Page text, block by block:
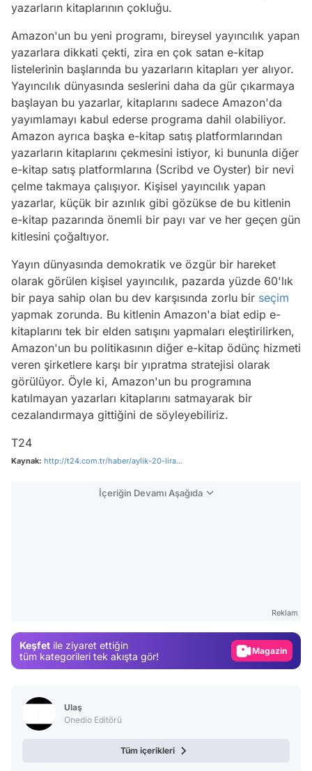
yazarların kitaplarının çokluğu.
Amazon'un bu yeni programı, bireysel yayıncılık yapan
yazarlara dikkati çekti, zira en çok satan e-kitap
listelerinin başlarında bu yazarların kitapları yer alıyor.
Yayıncılık dünyasında seslerini daha da gür çıkarmaya
başlayan bu yazarlar, kitaplarını sadece Amazon'da
yayımlamayı kabul ederse programa dahil olabiliyor.
Amazon ayrıca başka e-kitap satış platformlarından
yazarların kitaplarını çekmesini istiyor, ki bununla diğer
e-kitap satış platformlarına (Scribd ve Oyster) bir nevi
çelme takmaya çalışıyor. Kişisel yayıncılık yapan
yazarlar, küçük bir azınlık gibi gözükse de bu kitlenin
e-kitap pazarında önemli bir payı var ve her geçen gün
kitlesini çoğaltıyor.
Yayın dünyasında demokratik ve özgür bir hareket
olarak görülen kişisel yayıncılık, pazarda yüzde 60'lık
bir paya sahip olan bu dev karşısında zorlu bir seçim
yapmak zorunda. Bu kitlenin Amazon'a biat edip e-
kitaplarını tek bir elden satışını yapmaları eleştirilirken,
Amazon'un bu politikasının diğer e-kitap ödünç hizmeti
veren şirketlere karşı bir yıpratma stratejisi olarak
görülüyor. Öyle ki, Amazon'un bu programına
katılmayan yazarları kitaplarını satmayarak bir
cezalandırmaya gittiğini de söyleyebiliriz.
T24
Kaynak: http://t24.com.tr/haber/aylik-20-lira...
İçeriğin Devamı Aşağıda
Reklam
Keşfet ile ziyaret ettiğin
tüm kategorileri tek akışta gör!
Magazin
Ulaş
Onedio Editörü
Tüm içerikleri